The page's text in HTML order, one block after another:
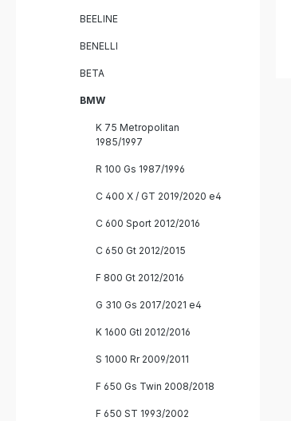
BEELINE
BENELLI
BETA
BMW
K 75 Metropolitan
1985/1997
R 100 Gs 1987/1996
C 400 X / GT 2019/2020 e4
C 600 Sport 2012/2016
C 650 Gt 2012/2015
F 800 Gt 2012/2016
G 310 Gs 2017/2021 e4
K 1600 Gtl 2012/2016
S 1000 Rr 2009/2011
F 650 Gs Twin 2008/2018
F 650 ST 1993/2002